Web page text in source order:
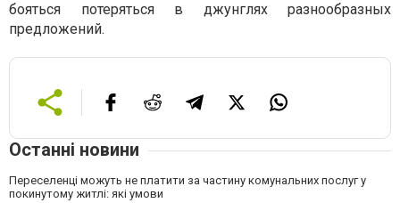
бояться потеряться в джунглях разнообразных
предложений.
Останні новини
Переселенці можуть не платити за частину комунальних послуг у
покинутому житлі: які умови